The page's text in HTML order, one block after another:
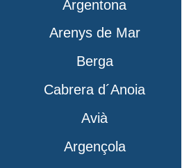
Argentona
Arenys de Mar
Berga
Cabrera d´Anoia
Avià
Argençola